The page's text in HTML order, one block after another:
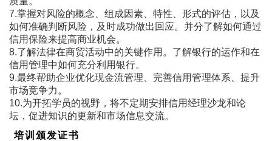
7.掌握对风险的概念、组成因素、特性、形式的评估，以及
如何准确判断风险，及时成功做出回应。并分了解如何通过
信用保险来提高商业机会。
8.了解法律在商贸活动中的关键作用。了解银行的运作和在
信用管理中如何充分利用银行。
9.最终帮助企业优化现金流管理、完善信用管理体系、提升
市场竞争力。
10.为开拓学员的视野，将不定期安排信用经理沙龙和论
坛，促进知识的更新和市场信息交流。
培训颁发证书